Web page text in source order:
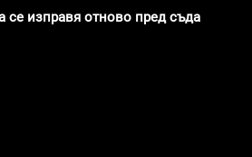
се изправя отново пред съда